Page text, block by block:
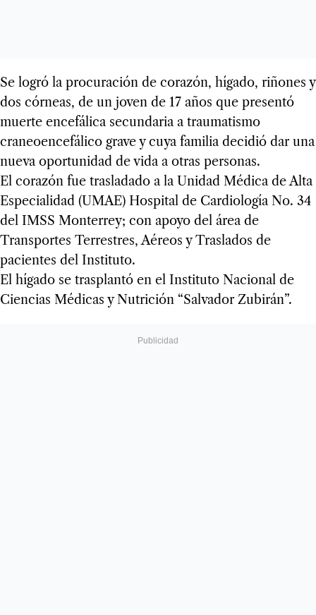
Se logró la procuración de corazón, hígado, riñones y
dos córneas, de un joven de 17 años que presentó
muerte encefálica secundaria a traumatismo
craneoencefálico grave y cuya familia decidió dar una
nueva oportunidad de vida a otras personas.
El corazón fue trasladado a la Unidad Médica de Alta
Especialidad (UMAE) Hospital de Cardiología No. 34
del IMSS Monterrey; con apoyo del área de
Transportes Terrestres, Aéreos y Traslados de
pacientes del Instituto.
El hígado se trasplantó en el Instituto Nacional de
Ciencias Médicas y Nutrición “Salvador Zubirán”.